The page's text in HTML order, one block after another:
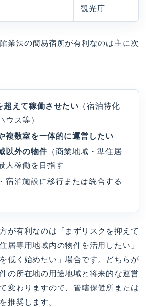
観光庁
業法の簡易宿所が有利なのは主に次
超えて稼働させたい （宿泊特化
ウス等）
複数室を一体的に運営したい
以外の物件 （商業地域・準住居
大稼働を目指す
宿泊施設に移行または統合する
が有利なのは「まずリスクを抑えて
居専用地域内の物件を活用したい」
低く始めたい」場合です。どちらが
の所在地の用途地域と将来的な運営
変わりますので、管轄保健所または
推奨します。